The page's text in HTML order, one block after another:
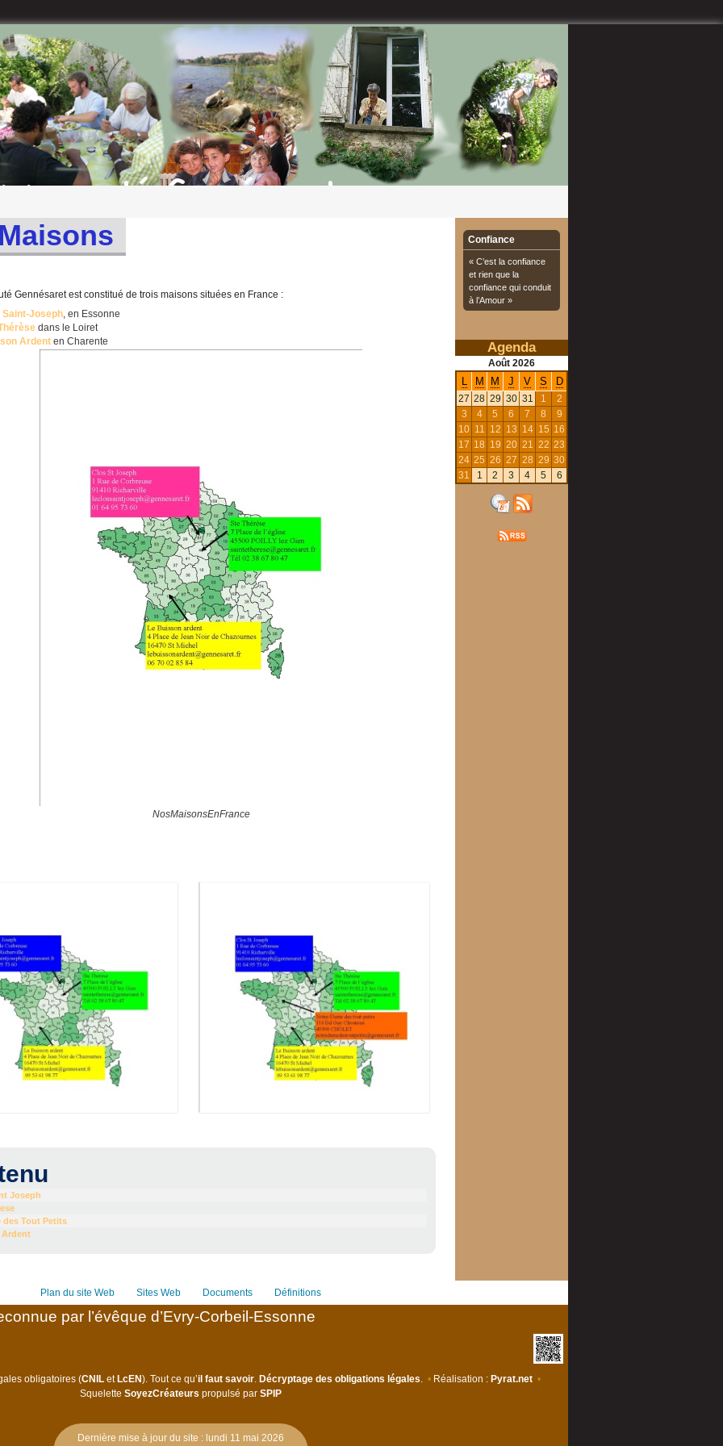
Gennésaret est constitué de trois maisons situées en France :
Saint-Joseph, en Essonne
dans le Loiret
Ardenten Charente
NosMaisonsEnFrance
Joseph
des Tout Petits
Ardent
Confiance
« C’est la confiance
et rien que la
confiance qui conduit
à l’Amour »
Agenda
Août 2026
M M J V S D
27 28 29 30 31 1
2
3
4 5 6 7 8
9
10 11 12 13 14 15 16
17 18 19 20 21 22 23
24 25 26 27 28 29 30
31
1 2 3 4 5 6
Plan du site Web Sites Web Documents Définitions
par l’évêque d’Evry-Corbeil-Essonne
obligatoires (CNILet LcEN). Tout ce qu’il faut savoir. Décryptage des obligations légales. • Réalisation : Pyrat.net •
Squelette SoyezCréateurs propulsé par SPIP
Dernière mise à jour du site : lundi 11 mai 2026